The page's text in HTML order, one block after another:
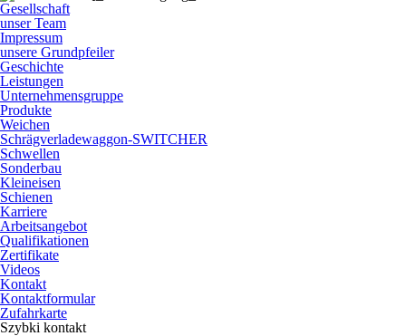
Gesellschaft
unser Team
Impressum
unsere Grundpfeiler
Geschichte
Leistungen
Unternehmensgruppe
Produkte
Weichen
Schrägverladewaggon-SWITCHER
Schwellen
Sonderbau
Kleineisen
Schienen
Karriere
Arbeitsangebot
Qualifikationen
Zertifikate
Videos
Kontakt
Kontaktformular
Zufahrkarte
Szybki kontakt